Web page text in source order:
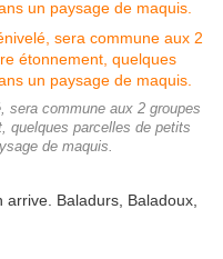
sera commune aux 2 groupes
quelques parcelles de petits
de maquis.
Baladurs, Baladoux,